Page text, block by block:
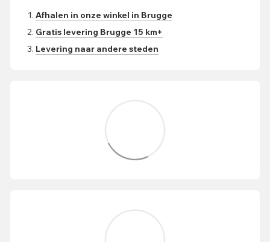
Afhalen in onze winkel in Brugge
Gratis levering Brugge 15 km+
Levering naar andere steden